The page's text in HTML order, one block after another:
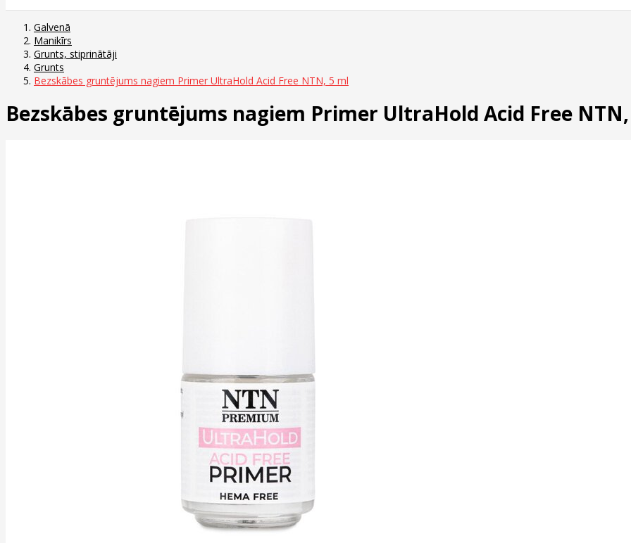
Galvenā
Manikīrs
Grunts, stiprinātāji
Grunts
Bezskābes gruntējums nagiem Primer UltraHold Acid Free NTN, 5 ml
Bezskābes gruntējums nagiem Primer UltraHold Acid Free